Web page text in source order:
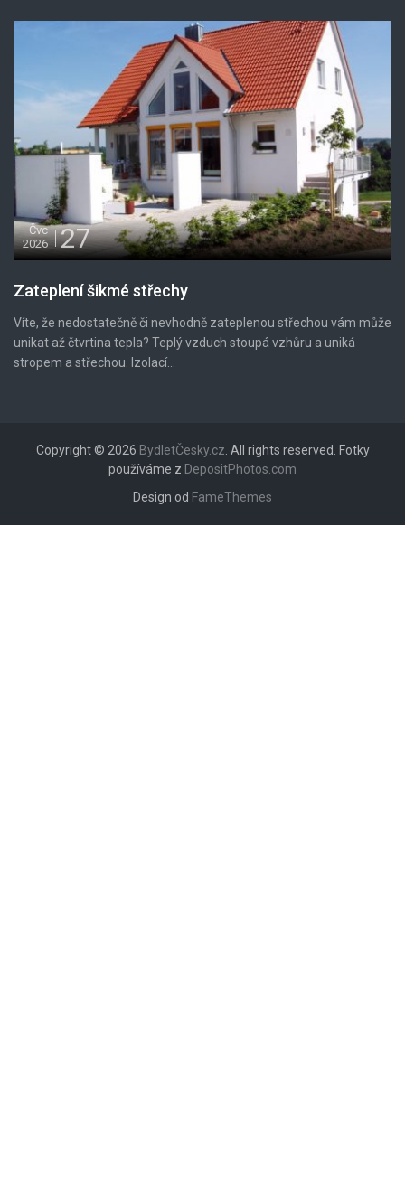
Čvc
2026
27
Zateplení šikmé střechy
Víte, že nedostatečně či nevhodně zateplenou střechou vám může
unikat až čtvrtina tepla? Teplý vzduch stoupá vzhůru a uniká
stropem a střechou. Izolací...
Copyright © 2026 BydletČesky.cz . All rights reserved. Fotky
používáme z DepositPhotos.com
Design od FameThemes